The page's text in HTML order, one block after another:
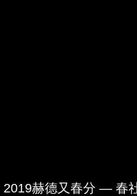
2019赫德又春分 — 春